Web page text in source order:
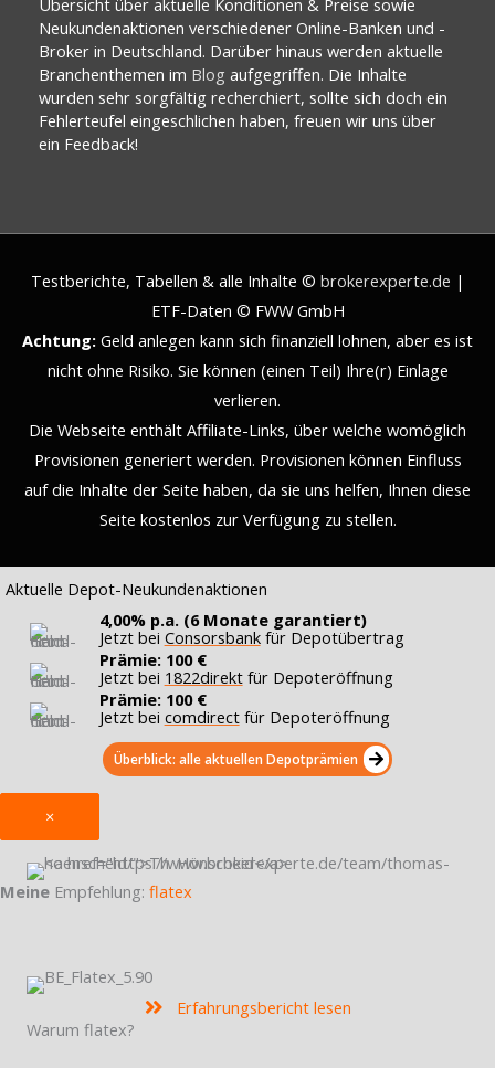
Neukundenaktionen verschiedener Online-Banken und -
Broker in Deutschland. Darüber hinaus werden aktuelle
Branchenthemen im Blog aufgegriffen. Die Inhalte
wurden sehr sorgfältig recherchiert, sollte sich doch ein
Fehlerteufel eingeschlichen haben, freuen wir uns über
ein Feedback!
Testberichte, Tabellen & alle Inhalte © brokerexperte.de |
ETF-Daten © FWW GmbH
Achtung: Geld anlegen kann sich finanziell lohnen, aber es ist
nicht ohne Risiko. Sie können (einen Teil) Ihre(r) Einlage
verlieren.
Die Webseite enthält Affiliate-Links, über welche womöglich
Provisionen generiert werden. Provisionen können Einfluss
auf die Inhalte der Seite haben, da sie uns helfen, Ihnen diese
Seite kostenlos zur Verfügung zu stellen.
Aktuelle Depot-Neukundenaktionen
4,00% p.a. (6 Monate garantiert)
Jetzt bei Consorsbankfür Depotübertrag
Prämie: 100 €
Jetzt bei 1822direktfür Depoteröffnung
Prämie: 100 €
Jetzt bei comdirectfür Depoteröffnung
Überblick: alle aktuellen Depotprämien
×
Meine Empfehlung: flatex
Erfahrungsbericht lesen
Warum flatex?